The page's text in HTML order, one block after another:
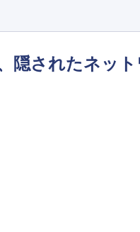
隠されたネッ